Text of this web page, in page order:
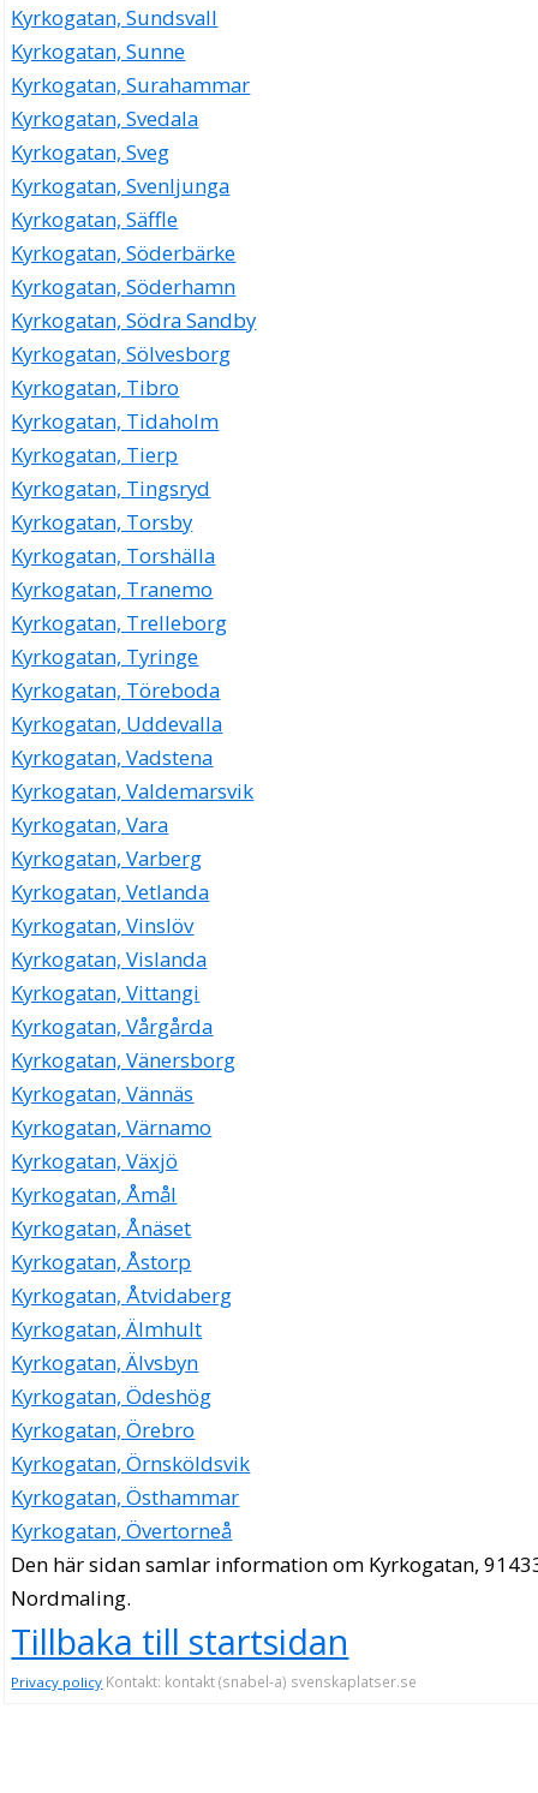
Kyrkogatan, Sundsvall
Kyrkogatan, Sunne
Kyrkogatan, Surahammar
Kyrkogatan, Svedala
Kyrkogatan, Sveg
Kyrkogatan, Svenljunga
Kyrkogatan, Säffle
Kyrkogatan, Söderbärke
Kyrkogatan, Söderhamn
Kyrkogatan, Södra Sandby
Kyrkogatan, Sölvesborg
Kyrkogatan, Tibro
Kyrkogatan, Tidaholm
Kyrkogatan, Tierp
Kyrkogatan, Tingsryd
Kyrkogatan, Torsby
Kyrkogatan, Torshälla
Kyrkogatan, Tranemo
Kyrkogatan, Trelleborg
Kyrkogatan, Tyringe
Kyrkogatan, Töreboda
Kyrkogatan, Uddevalla
Kyrkogatan, Vadstena
Kyrkogatan, Valdemarsvik
Kyrkogatan, Vara
Kyrkogatan, Varberg
Kyrkogatan, Vetlanda
Kyrkogatan, Vinslöv
Kyrkogatan, Vislanda
Kyrkogatan, Vittangi
Kyrkogatan, Vårgårda
Kyrkogatan, Vänersborg
Kyrkogatan, Vännäs
Kyrkogatan, Värnamo
Kyrkogatan, Växjö
Kyrkogatan, Åmål
Kyrkogatan, Ånäset
Kyrkogatan, Åstorp
Kyrkogatan, Åtvidaberg
Kyrkogatan, Älmhult
Kyrkogatan, Älvsbyn
Kyrkogatan, Ödeshög
Kyrkogatan, Örebro
Kyrkogatan, Örnsköldsvik
Kyrkogatan, Östhammar
Kyrkogatan, Övertorneå
Den här sidan samlar information om Kyrkogatan,
Nordmaling.
Tillbaka till startsidan
Privacy policy Kontakt: kontakt (snabel-a) svenskaplatser.se